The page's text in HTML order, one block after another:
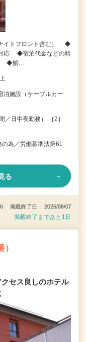
イトフロント含む） ◆
応 ◆宿泊代金などの精
◆館…
泊施設（ケーブルカー
／日中夜勤務） ［2］
為／労働基準法第61
る
掲載終了日： 2026/08/07
掲載終了まであと1日
セス良しのホテル